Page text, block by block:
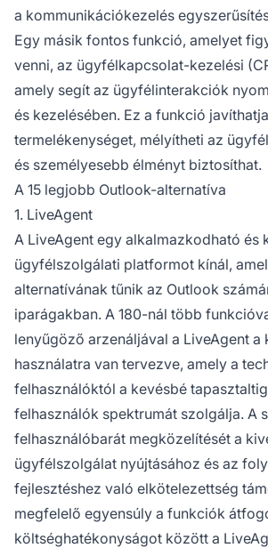
a kommunikációkezelés
Egy másik fontos funkció, amelyet
venni, az ügyfélkapcsolat-kezelési
amely segít az ügyfélinterakciók
és kezelésében. Ez a funkció
termelékenységet, mélyítheti az
és személyesebb élményt biztosíthat.
A 15 legjobb Outlook-alternatíva
1. LiveAgent
A LiveAgent egy alkalmazkodható és
ügyfélszolgálati platformot kínál,
alternatívának tűnik az Outlook
iparágakban. A 180-nál több
lenyűgöző arzenáljával a LiveAgent a
használatra van tervezve, amely a
felhasználóktól a kevésbé
felhasználók spektrumát szolgálja. A
felhasználóbarát megközelítését a
ügyfélszolgálat nyújtásához és az
fejlesztéshez való elkötelezettség
megfelelő egyensúly a funkciók
költséghatékonyságot között a